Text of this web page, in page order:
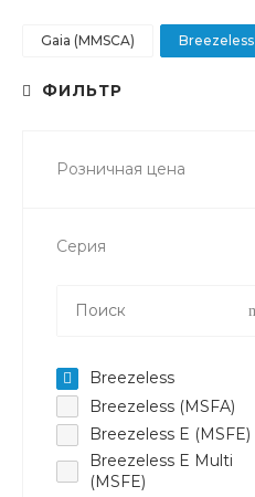
Gaia (MMSCA) Breezeless
ФИЛЬТР
Розничная цена
Серия
Breezeless
Breezeless (MSFA)
Breezeless E (MSFE)
Breezeless E Multi
(MSFE)